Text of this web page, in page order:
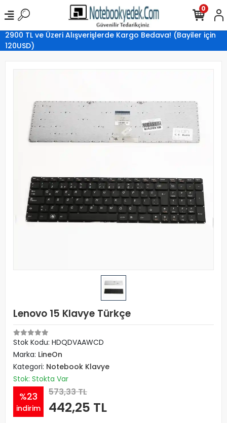
2900 TL ve Üzeri Alışverişlerde Kargo Bedava! (Bayiler için
120USD)
0
Lenovo 15 Klavye Türkçe
Stok Kodu: HDQDVAAWCD
Marka: LineOn
Kategori: Notebook Klavye
Stok: Stokta Var
%23
indirim
573,33 TL
442,25 TL